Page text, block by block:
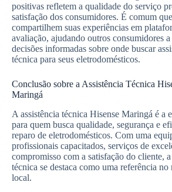
positivas refletem a qualidade do serviço
satisfação dos consumidores. É comum
compartilhem suas experiências em
avaliação, ajudando outros consumidores
decisões informadas sobre onde buscar
técnica para seus eletrodomésticos.
Conclusão sobre a Assistência Técnica
Maringá
A assistência técnica Hisense Maringá é a
para quem busca qualidade, segurança e
reparo de eletrodomésticos. Com uma
profissionais capacitados, serviços de
compromisso com a satisfação do cliente, a
técnica se destaca como uma referência no
local.